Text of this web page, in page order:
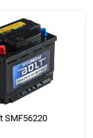
SMF56220